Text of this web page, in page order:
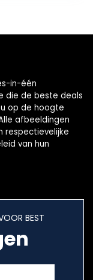
in-één
die de beste deals
op de hoogte
afbeeldingen
respectievelijke
van hun
BEST